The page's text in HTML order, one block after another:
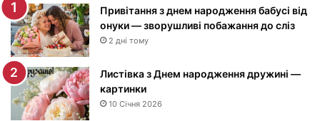
н
к
и
з
Д
н
е
Привітання з днем народження бабусі від
онуки — зворушливі побажання до сліз
2 дні тому
Листівка з Днем народження дружині —
картинки
10 Січня 2026